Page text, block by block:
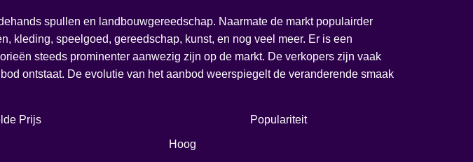
spullen en landbouwgereedschap. Naarmate de markt populairder
kleding, speelgoed, gereedschap, kunst, en nog veel meer. Er is een
steeds prominenter aanwezig zijn op de markt. De verkopers zijn vaak
ontstaat. De evolutie van het aanbod weerspiegelt de veranderende smaak
Prijs Populariteit
Hoog